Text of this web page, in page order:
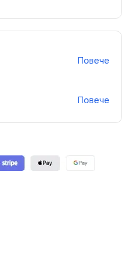
Повече
Повече